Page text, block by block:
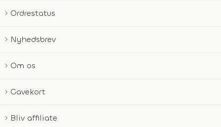
Ordrestatus
Nyhedsbrev
Om os
Gavekort
Bliv affiliate